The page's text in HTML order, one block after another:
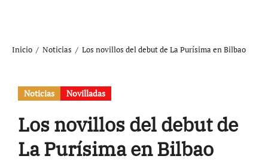
Inicio Noticias Los novillos del debut de La Purísima en Bilbao
Noticias Novilladas
Los novillos del debut de
La Purísima en Bilbao